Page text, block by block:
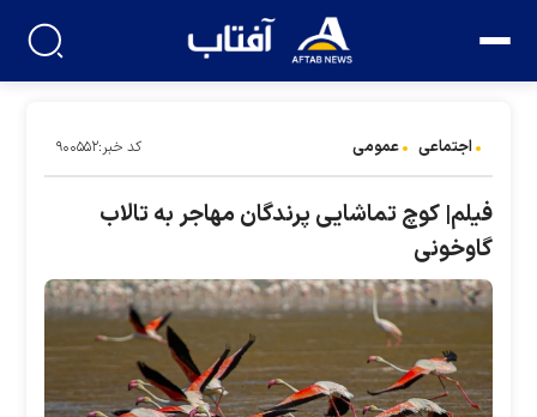
اجتماعی عمومی کد خبر:۹۰۰۵۵۲
فیلم| کوچ تماشایی پرندگان مهاجر به تالاب
گاوخونی